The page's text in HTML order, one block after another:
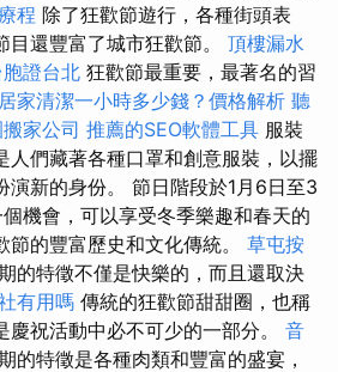
程 除了狂歡節遊行，各種街頭表
還豐富了城市狂歡節。 頂樓漏水
胞證台北 狂歡節最重要，最著名的習
居家清潔一小時多少錢？價格解析 聽
家公司 推薦的SEO軟體工具 服裝
人們藏著各種口罩和創意服裝，以擺
演新的身份。 節日階段於1月6日至3
機會，可以享受冬季樂趣和春天的
的豐富歷史和文化傳統。 草屯按
的特徵不僅是快樂的，而且還取決
有用嗎 傳統的狂歡節甜甜圈，也稱
祝活動中必不可少的一部分。 音
的特徵是各種肉類和豐富的盛宴，